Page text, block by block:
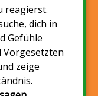
reagierst.
dich in
Gefühle
Vorgesetzten
zeige